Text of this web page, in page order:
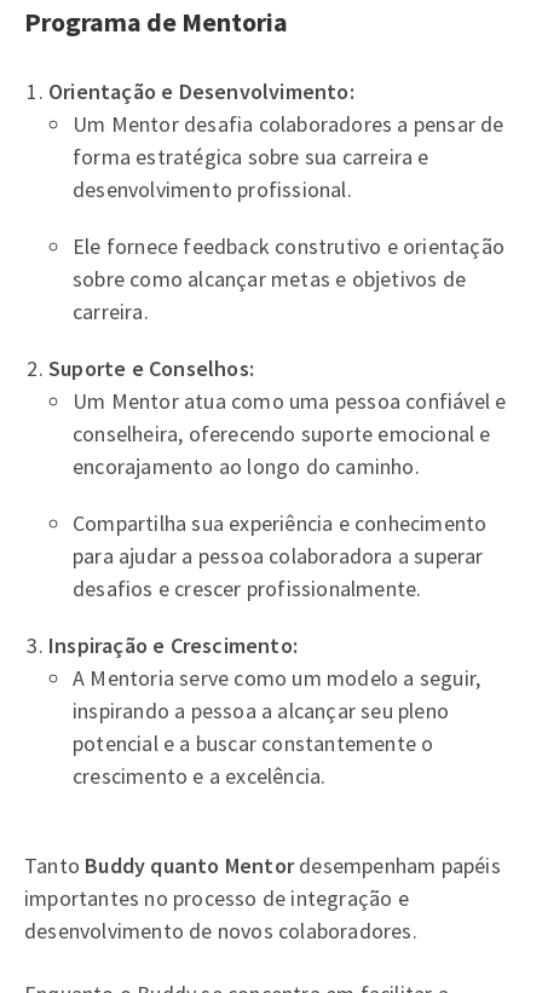
Programa de Mentoria
Orientação e Desenvolvimento:
Um Mentor desafia colaboradores a pensar de
forma estratégica sobre sua carreira e
desenvolvimento profissional.
Ele fornece feedback construtivo e orientação
sobre como alcançar metas e objetivos de
carreira.
Suporte e Conselhos:
Um Mentor atua como uma pessoa confiável e
conselheira, oferecendo suporte emocional e
encorajamento ao longo do caminho.
Compartilha sua experiência e conhecimento
para ajudar a pessoa colaboradora a superar
desafios e crescer profissionalmente.
Inspiração e Crescimento:
A Mentoria serve como um modelo a seguir,
inspirando a pessoa a alcançar seu pleno
potencial e a buscar constantemente o
crescimento e a excelência.
Tanto Buddy quanto Mentordesempenham papéis
importantes no processo de integração e
desenvolvimento de novos colaboradores.